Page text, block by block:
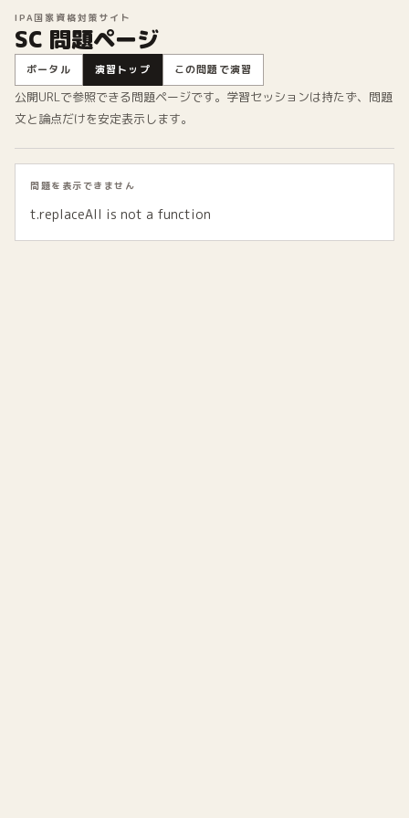
IPA国家資格対策サイト
SC 問題ページ
ポータル 演習トップ この問題で演習
公開URLで参照できる問題ページです。学習セッションは持たず、問題
文と論点だけを安定表示します。
問題を表示できません
t.replaceAll is not a function